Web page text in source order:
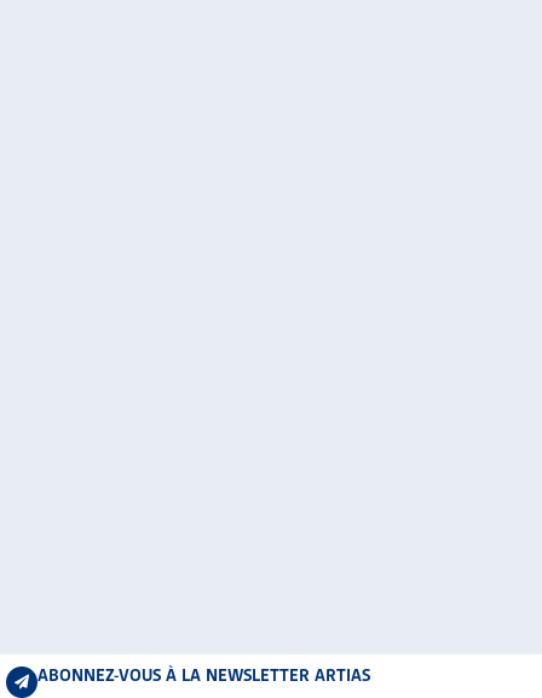
ABONNEZ-VOUS À LA NEWSLETTER ARTIAS